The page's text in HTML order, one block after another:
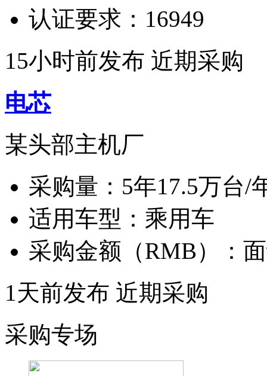
认证要求： 16949
15小时前发布 近期采购
电芯
某头部主机厂
采购量： 5年17.5万台/
适用车型： 乘用车
采购金额（RMB）：
1天前发布 近期采购
采购专场